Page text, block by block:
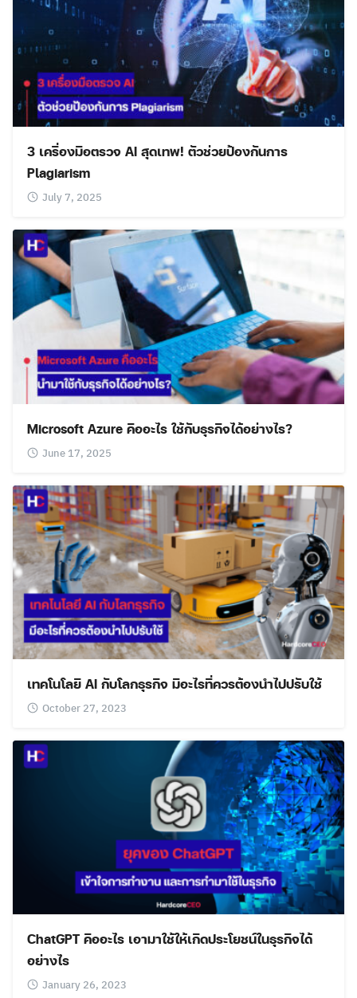
3 เครื่องมือตรวจ AI สุดเทพ! ตัวช่วยป้องกันการ
Plagiarism
July 7, 2025
Microsoft Azure คืออะไร ใช้กับธุรกิจได้อย่างไร?
June 17, 2025
เทคโนโลยี AI กับโลกธุรกิจ มีอะไรที่ควรต้องนำไปปรับใช้
October 27, 2023
ChatGPT คืออะไร เอามาใช้ให้เกิดประโยชน์ในธุรกิจได้
อย่างไร
January 26, 2023